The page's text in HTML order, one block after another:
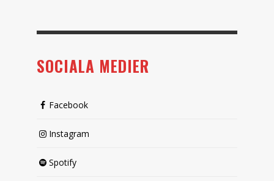
SOCIALA MEDIER
Facebook
Instagram
Spotify